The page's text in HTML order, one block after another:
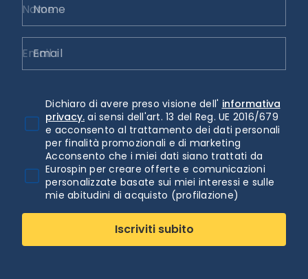
Nome
Email
Dichiaro di avere preso visione dell' informativa
privacy. ai sensi dell'art. 13 del Reg. UE 2016/679
e acconsento al trattamento dei dati personali
per finalità promozionali e di marketing
Acconsento che i miei dati siano trattati da
Eurospin per creare offerte e comunicazioni
personalizzate basate sui miei interessi e sulle
mie abitudini di acquisto (profilazione)
Iscriviti subito